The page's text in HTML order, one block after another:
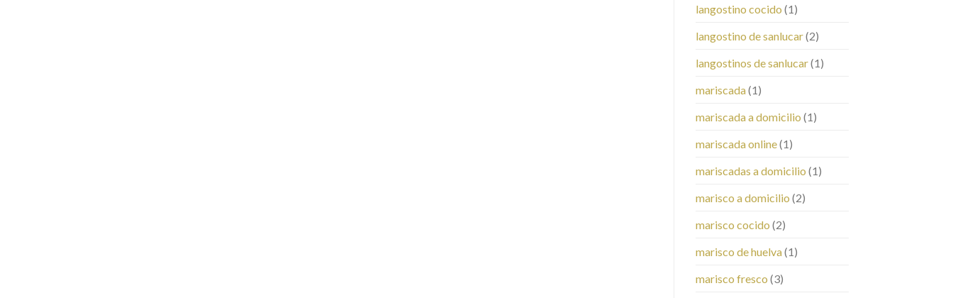
langostino cocido (1)
langostino de sanlucar(2)
langostinos de sanlucar(1)
mariscada(1)
mariscada a domicilio (1)
mariscada online(1)
mariscadas a domicilio (1)
marisco a domicilio (2)
marisco cocido (2)
marisco de huelva(1)
marisco fresco (3)